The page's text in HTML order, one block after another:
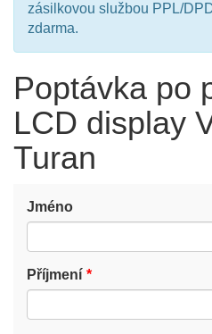
zásilkovou službou PPL/
zdarma.
Poptávka po
LCD display
Turan
Jméno
Příjmení